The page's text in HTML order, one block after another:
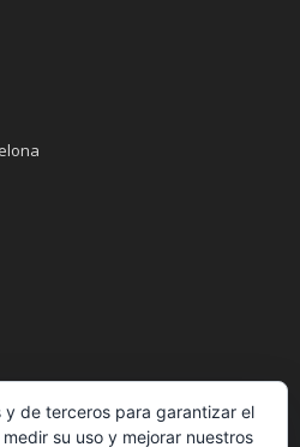
y de terceros para garantizar el
su uso y mejorar nuestros